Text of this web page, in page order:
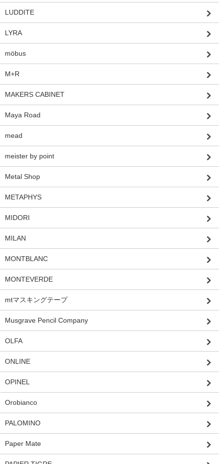
LUDDITE
LYRA
möbus
M+R
MAKERS CABINET
Maya Road
mead
meister by point
Metal Shop
METAPHYS
MIDORI
MILAN
MONTBLANC
MONTEVERDE
mtマスキングテープ
Musgrave Pencil Company
OLFA
ONLINE
OPINEL
Orobianco
PALOMINO
Paper Mate